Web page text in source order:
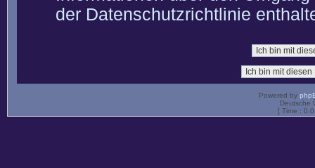
der Datenschutzrichtlinie
Powered by
Deutsche
[ Time :